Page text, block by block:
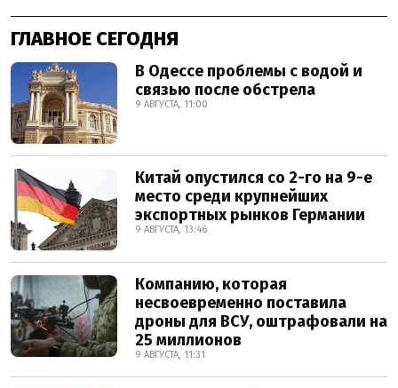
ГЛАВНОЕ СЕГОДНЯ
В Одессе проблемы с водой и
связью после обстрела
9 АВГУСТА, 11:00
Китай опустился со 2-го на 9-е
место среди крупнейших
экспортных рынков Германии
9 АВГУСТА, 13:46
Компанию, которая
несвоевременно поставила
дроны для ВСУ, оштрафовали на
25 миллионов
9 АВГУСТА, 11:31